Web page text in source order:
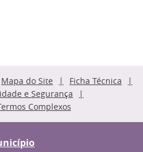
Mapa do Site
Ficha Técnica
e Segurança
Complexos